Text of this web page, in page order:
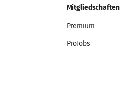
Mitgliedschaften
Premium
ProJobs